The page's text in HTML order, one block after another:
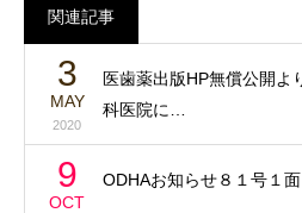
関連記事
3
MAY
2020
医歯薬出版HP無償公開よ
科医院に…
9
OCT
ODHAお知らせ８１号１